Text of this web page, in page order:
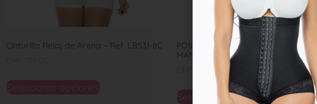
Cinturilla Reloj de Arena – Ref. LB531-8C
Seleccionar opciones
POST QUIRURGICA LIPOESCULTURA
MANGA SISA CON FRANELA REF 0517
119,00
Seleccionar opciones